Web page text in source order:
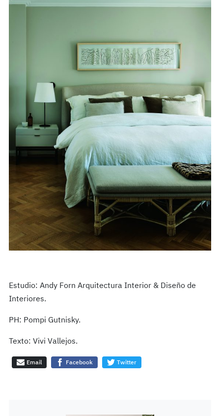
Estudio: Andy Forn Arquitectura Interior & Diseño de
Interiores.
PH: Pompi Gutnisky.
Texto: Vivi Vallejos.
Email Facebook Twitter